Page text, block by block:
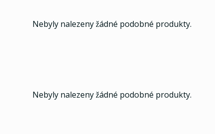
Nebyly nalezeny žádné podobné produkty.
Nebyly nalezeny žádné podobné produkty.